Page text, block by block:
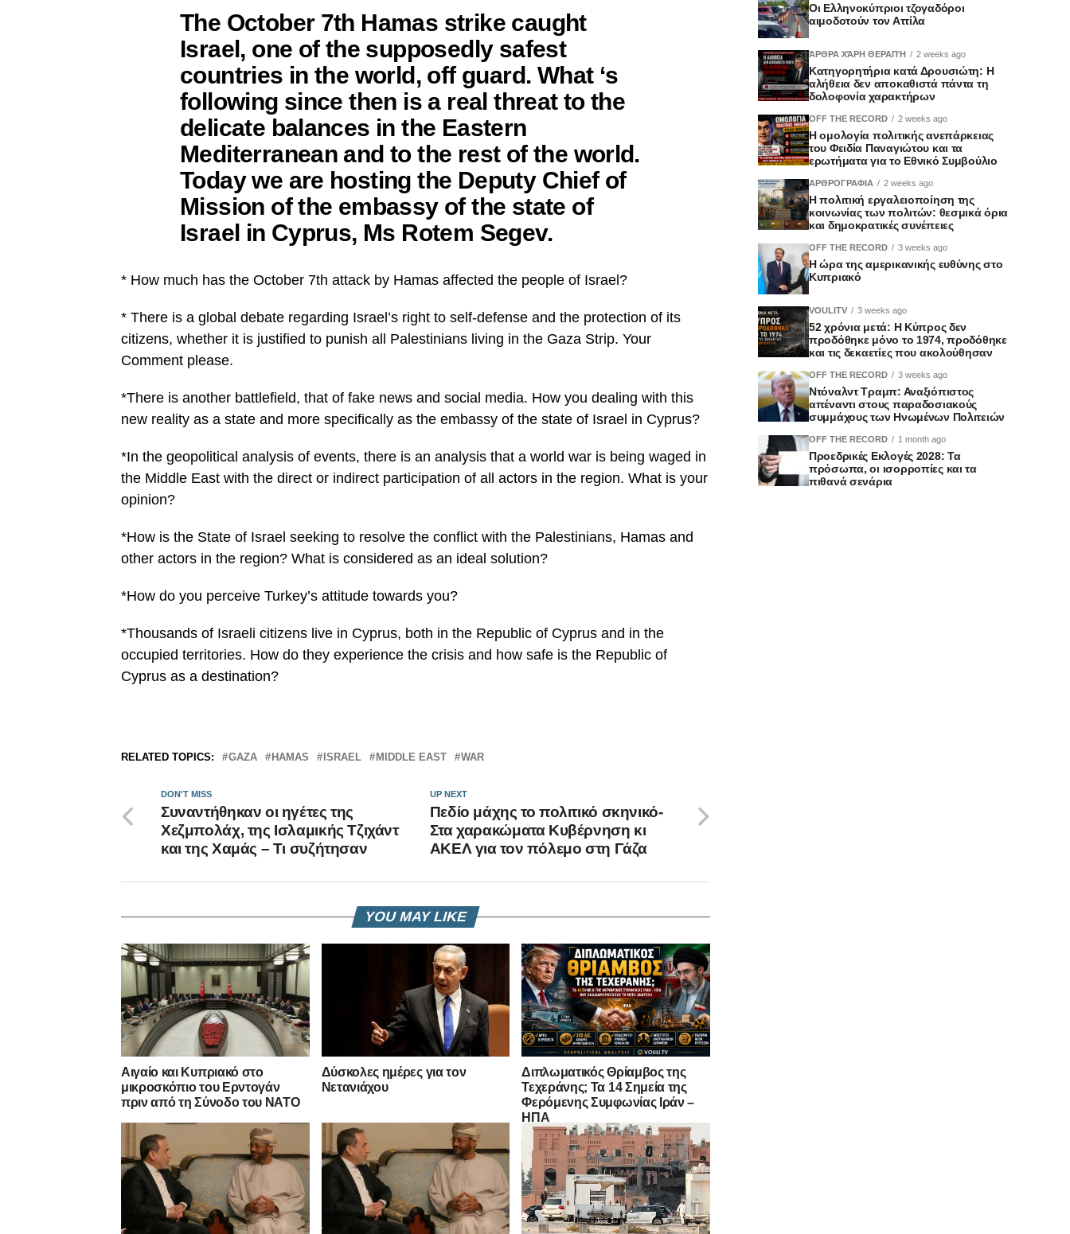
The October 7th Hamas strike caught
Israel, one of the supposedly safest
countries in the world, off guard. What ‘s
following since then is a real threat to the
delicate balances in the Eastern
Mediterranean and to the rest of the world.
Today we are hosting the Deputy Chief of
Mission of the embassy of the state of
Israel in Cyprus, Ms Rotem Segev.
* How much has the October 7th attack by Hamas affected the people of Israel?
* There is a global debate regarding Israel’s right to self-defense and the protection of its
citizens, whether it is justified to punish all Palestinians living in the Gaza Strip. Your
Comment please.
*There is another battlefield, that of fake news and social media. How you dealing with this
new reality as a state and more specifically as the embassy of the state of Israel in Cyprus?
*In the geopolitical analysis of events, there is an analysis that a world war is being waged in
the Middle East with the direct or indirect participation of all actors in the region. What is your
opinion?
*How is the State of Israel seeking to resolve the conflict with the Palestinians, Hamas and
other actors in the region? What is considered as an ideal solution?
*How do you perceive Turkey’s attitude towards you?
*Thousands of Israeli citizens live in Cyprus, both in the Republic of Cyprus and in the
occupied territories. How do they experience the crisis and how safe is the Republic of
Cyprus as a destination?
RELATED TOPICS: GAZA HAMAS ISRAEL MIDDLE EAST WAR
UP NEXT
Πεδίο μάχης το πολιτικό σκηνικό-
Στα χαρακώματα Κυβέρνηση κι
ΑΚΕΛ για τον πόλεμο στη Γάζα
DON'T MISS
Συναντήθηκαν οι ηγέτες της
Χεζμπολάχ, της Ισλαμικής Τζιχάντ
και της Χαμάς – Τι συζήτησαν
YOU MAY LIKE
Αιγαίο και Κυπριακό στο
μικροσκόπιο του Ερντογάν
πριν από τη Σύνοδο του ΝΑΤΟ
Δύσκολες ημέρες για τον
Νετανιάχου
Διπλωματικός Θρίαμβος της
Τεχεράνης; Τα 14 Σημεία της
Φερόμενης Συμφωνίας Ιράν –
ΗΠΑ
Οι Ελληνοκύπριοι τζογαδόροι
αιμοδοτούν τον Αττίλα
ΆΡΘΡΑ ΧΆΡΗ ΘΕΡΑΠΉ 2 weeks ago
Κατηγορητήρια κατά Δρουσιώτη: Η
αλήθεια δεν αποκαθιστά πάντα τη
δολοφονία χαρακτήρων
OFF THE RECORD 2 weeks ago
Η ομολογία πολιτικής ανεπάρκειας
του Φειδία Παναγιώτου και τα
ερωτήματα για το Εθνικό Συμβούλιο
ΑΡΘΡΟΓΡΑΦΙΑ 2 weeks ago
Η πολιτική εργαλειοποίηση της
κοινωνίας των πολιτών: θεσμικά όρια
και δημοκρατικές συνέπειες
OFF THE RECORD 3 weeks ago
Η ώρα της αμερικανικής ευθύνης στο
Κυπριακό
VOULITV 3 weeks ago
52 χρόνια μετά: Η Κύπρος δεν
προδόθηκε μόνο το 1974, προδόθηκε
και τις δεκαετίες που ακολούθησαν
OFF THE RECORD 3 weeks ago
Ντόναλντ Τραμπ: Αναξιόπιστος
απέναντι στους παραδοσιακούς
συμμάχους των Ηνωμένων Πολιτειών
OFF THE RECORD 1 month ago
Προεδρικές Εκλογές 2028: Τα
πρόσωπα, οι ισορροπίες και τα
πιθανά σενάρια